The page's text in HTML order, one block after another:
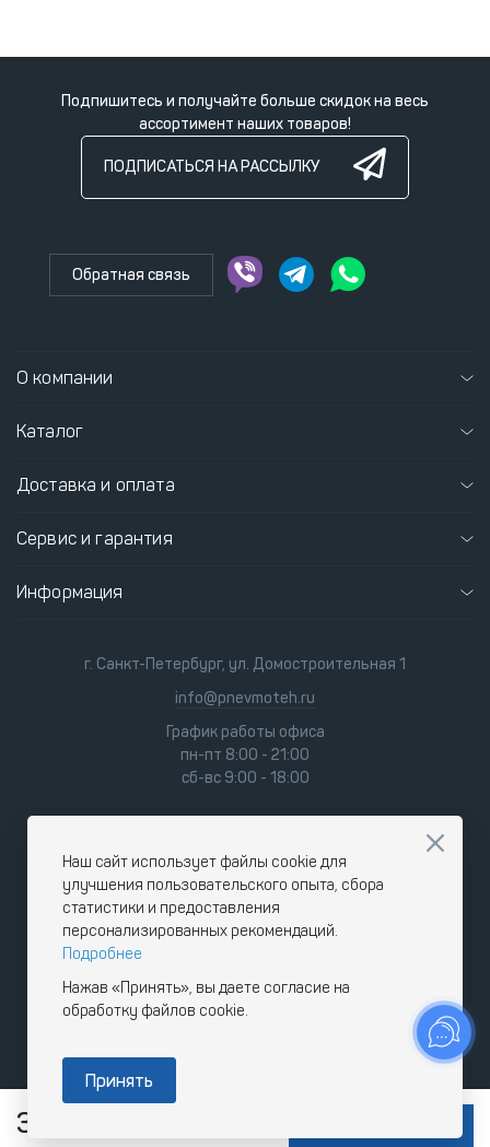
304 016
Подпишитесь и получайте больше скидок на весь
ассортимент наших товаров!
ПОДПИСАТЬСЯ НА РАССЫЛКУ
Обратная связь
О компании
Каталог
Доставка и оплата
Сервис и гарантия
Информация
г. Санкт-Петербург, ул. Домостроительная 1
info@pnevmoteh.ru
График работы офиса
пн-пт 8:00 - 21:00
сб-вс 9:00 - 18:00
Наш сайт использует файлы cookie для
улучшения пользовательского опыта, сбора
статистики и предоставления
персонализированных рекомендаций.
Подробнее
Нажав «Принять», вы даете согласие на
обработку файлов cookie.
Принять